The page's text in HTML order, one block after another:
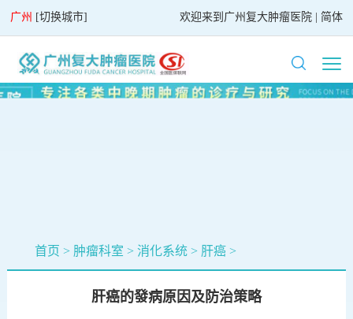
广州 [切换城市] 欢迎来到 广州复大肿瘤医院| 简体
首页 > 肿瘤科室 > 消化系统> 肝癌>
肝癌的發病原因及防治策略